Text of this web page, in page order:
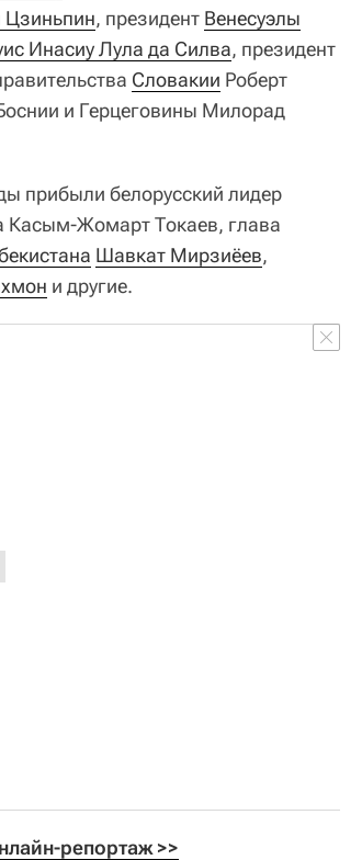
Цзиньпин, президент Венесуэлы
Инасиу Лула да Силва, президент
Словакии Роберт
и Герцеговины Милорад
прибыли белорусский лидер
Касым-Жомарт Токаев, глава
Шавкат Мирзиёев,
и другие.
репортаж >>